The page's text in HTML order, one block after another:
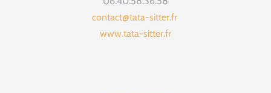
contact@tata-sitter.fr
www.tata-sitter.fr